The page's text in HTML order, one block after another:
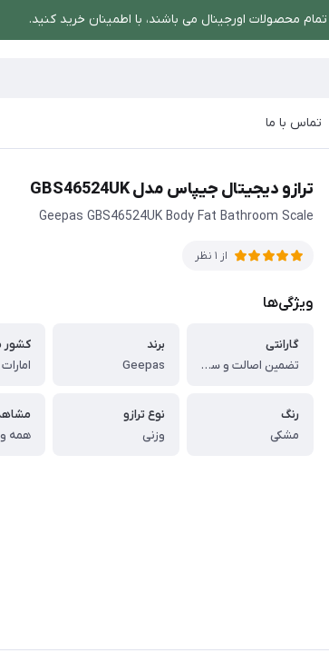
تمام محصولات اورجینال می باشند، با اطمینان خرید کنید.
تماس با ما
ترازو دیجیتال جیپاس مدل GBS46524UK
Geepas GBS46524UK Body Fat Bathroom Scale
از 1 نظر
ویژگی‌ها
گارانتی
تضمین اصالت و سلامت کالا
برند
Geepas
کشور
امارات
رنگ
مشکی
نوع ترازو
وزنی
همه